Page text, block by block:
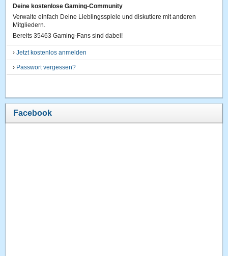
Deine kostenlose Gaming-Community
Verwalte einfach Deine Lieblingsspiele und diskutiere mit anderen
Mitgliedern.
Bereits 35463 Gaming-Fans sind dabei!
›Jetzt kostenlos anmelden
› Passwort vergessen?
Facebook